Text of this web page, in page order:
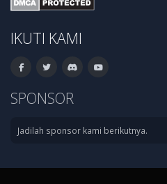
IKUTI KAMI
SPONSOR
Jadilah sponsor kami berikutnya.